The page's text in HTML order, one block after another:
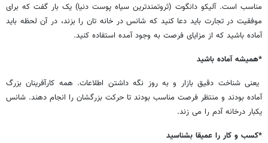
مناسب است. آلیکو دانگوت (ثروتمندترین سیاه پوست دنیا) یک بار گفت که برای
موفقیت در تجارت باید دعا کنید که شانس در خانه تان را بزند، در آن لحظه باید
آماده باشید که از مزایای فرصت به وجود آمده استفاده کنید.
*همیشه آماده باشید
یعنی شناخت دقیق بازار و به روز نگه داشتن اطلاعات. همه کارآفرینان بزرگ
آماده بودند و منتظر فرصت مناسب بودند تا حرکت بزرگشان را انجام دهند. شانس
یکبار درخانه آدم را می زند.
*کسب و کار را عمیقا بشناسید